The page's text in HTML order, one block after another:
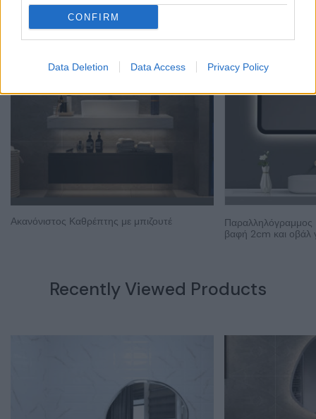
CONFIRM
Data Deletion Data Access Privacy Policy
Ακανόνιστος Καθρέπτης με μπιζουτέ
βαφή 2cm και οβάλ
Recently Viewed Products